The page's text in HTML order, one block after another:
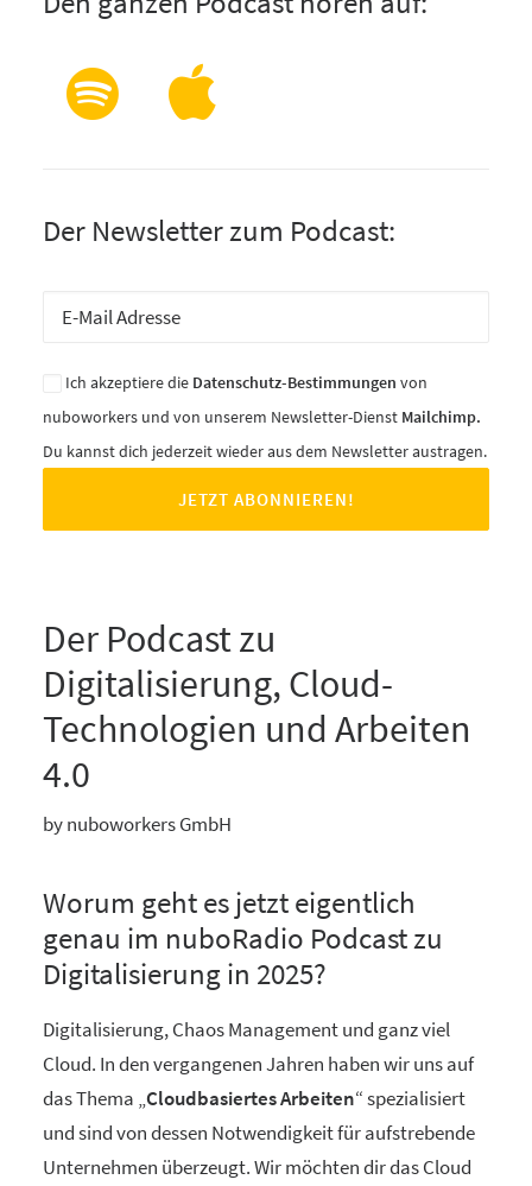
Der Newsletter zum Podcast:
Ich akzeptiere die Datenschutz-Bestimmungen von
nuboworkers und von unserem Newsletter-Dienst Mailchimp.
Du kannst dich jederzeit wieder aus dem Newsletter austragen.
Der Podcast zu
Digitalisierung, Cloud-
Technologien und Arbeiten
4.0
by nuboworkers GmbH
Worum geht es jetzt eigentlich
genau im nuboRadio Podcast zu
Digitalisierung in 2025?
Digitalisierung, Chaos Management und ganz viel
Cloud. In den vergangenen Jahren haben wir uns auf
das Thema „Cloudbasiertes Arbeiten“ spezialisiert
und sind von dessen Notwendigkeit für aufstrebende
Unternehmen überzeugt. Wir möchten dir das Cloud